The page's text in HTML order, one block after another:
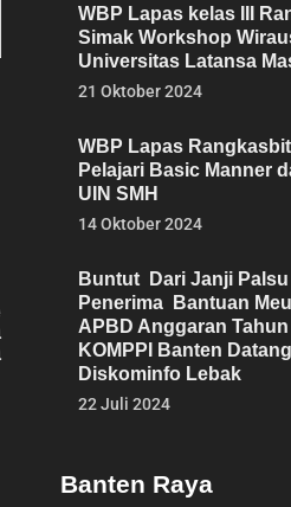
WBP Lapas kelas III
Simak Workshop
Universitas Latansa
21 Oktober 2024
WBP Lapas
Pelajari Basic Manner
UIN SMH
14 Oktober 2024
Buntut Dari Janji
Penerima Bantuan
APBD Anggaran Tahun
KOMPPI Banten
Diskominfo Lebak
22 Juli 2024
Banten Raya